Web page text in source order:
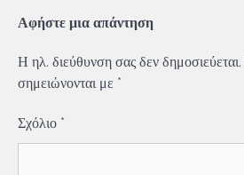
Αφήστε μια απάντηση
Η ηλ. διεύθυνση σας δεν δημοσιεύεται.
σημειώνονται με *
Σχόλιο *